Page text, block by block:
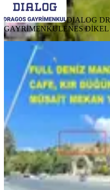
DIALOG
GAYRİMENKULENES DİKEL
Uygun
Beylikdüzü,
3413 m²·15/
50.000 ₺
Mimar Emlak Uğur Sarıtepe
Ara